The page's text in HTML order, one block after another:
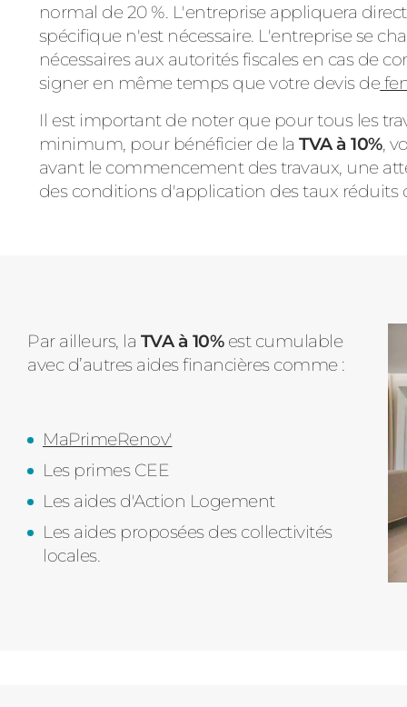
normal de 20 %. L'entreprise appliquera
spécifique n'est nécessaire. L'entreprise se
nécessaires aux autorités fiscales en cas de
signer en même temps que votre devis de
Il est important de noter que pour tous les
minimum, pour bénéficier de laTVA à 10%,
avant le commencement des travaux, une
des conditions d'application des taux réduits
Par ailleurs, la TVA à 10%est cumulable
avec d’autres aides financières comme :
MaPrimeRenov'
Les primes CEE
Les aides d'Action Logement
Les aides proposées des collectivités
locales.